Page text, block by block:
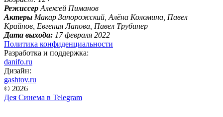
Режиссер Алексей Пиманов
Актеры Макар Запорожский, Алёна Коломина, Павел
Крайнов, Евгения Лапова, Павел Трубинер
Дата выхода: 17 февраля 2022
Политика конфиденциальности
Разработка и поддержка:
danifo.ru
Дизайн:
gashtov.ru
© 2026
Дея Синема в Telegram